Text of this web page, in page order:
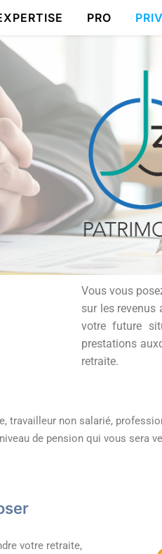
PRO
Vous vous
sur les revenus
votre future
prestations
retraite.
travailleur non salarié,
de pension qui vous sera
votre retraite,